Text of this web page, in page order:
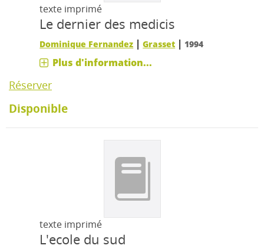
texte imprimé
Le dernier des medicis
Dominique Fernandez |Grasset | 1994
Plus d'information...
Réserver
Disponible
texte imprimé
L'ecole du sud